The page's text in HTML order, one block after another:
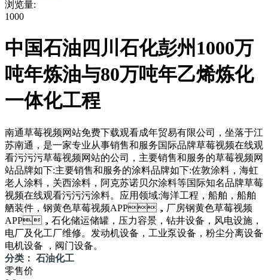
浏览量:
1000
中国石油四川石化彭州1000万
吨年炼油与80万吨年乙烯炼化
一体化工程
南通草莓视频网站免费下载观看成年贸易有限公司，坐落于江
苏南通，是一家专业从事销售和服务国际品牌草莓视频在线观
看污污污草莓视频网站的公司，主要销售和服务的草莓视频网
站品牌如下:主要销售和服务的涂料品牌如下:佐敦涂料，海虹
老人涂料，关西涂料，阿克苏诺贝尔涂料等国际知名品牌草莓
视频在线观看污污污涂料。应用领域:海洋工程，船舶，船舶
舾装件，钢黄色草莓视频APP，厂房钢黄色草莓视频
APP，石化储运储罐，压力容景，钻井设备，风电设施，
电厂及化工厂维修。发动机设备，工业泵设备，粉尘分离设备
电机设备 ，阀门设备。
分类： 石油化工
零售价